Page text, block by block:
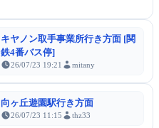
キヤノン取手事業所行き方面 [関
鉄4番バス停]
26/07/23 19:21 mitany
向ヶ丘遊園駅行き方面
26/07/23 11:15 thz33